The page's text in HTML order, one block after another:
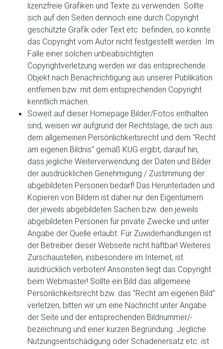
lizenzfreie Grafiken und Texte zu verwenden. Sollte
sich auf den Seiten dennoch eine durch Copyright
geschützte Grafik oder Text etc. befinden, so konnte
das Copyright vom Autor nicht festgestellt werden. Im
Falle einer solchen unbeabsichtigten
Copyrightverletzung werden wir das entsprechende
Objekt nach Benachrichtigung aus unserer Publikation
entfernen bzw. mit dem entsprechenden Copyright
kenntlich machen.
Soweit auf dieser Homepage Bilder/Fotos enthalten
sind, weisen wir aufgrund der Rechtslage, die sich aus
dem allgemeinen Persönlichkeitsrecht und dem "Recht
am eigenen Bildnis" gemäß KUG ergibt, darauf hin,
dass jegliche Weiterverwendung der Daten und Bilder
der ausdrücklichen Genehmigung / Zustimmung der
abgebildeten Personen bedarf! Das Herunterladen und
Kopieren von Bildern ist daher nur den Eigentümern
der jeweils abgebildeten Sachen bzw. den jeweils
abgebildeten Personen für private Zwecke und unter
Angabe der Quelle erlaubt. Für Zuwiderhandlungen ist
der Betreiber dieser Webseite nicht haftbar! Weiteres
Zurschaustellen, insbesondere im Internet, ist
ausdrücklich verboten! Ansonsten liegt das Copyright
beim Webmaster! Sollte ein Bild das allgemeine
Persönlichkeitsrecht bzw. das "Recht am eigenen Bild"
verletzen, bitten wir um eine Nachricht unter Angabe
der Seite und der entsprechenden Bildnummer/-
bezeichnung und einer kurzen Begründung. Jegliche
Nutzungsentschädigung oder Schadenersatz etc. ist